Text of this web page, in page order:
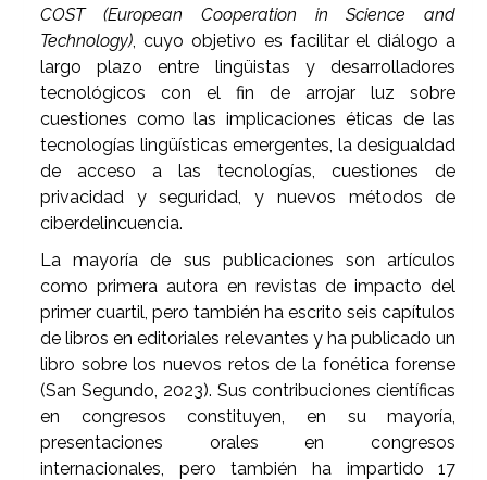
COST (European Cooperation in Science and
Technology) , cuyo objetivo es facilitar el diálogo a
largo plazo entre lingüistas y desarrolladores
tecnológicos con el fin de arrojar luz sobre
cuestiones como las implicaciones éticas de las
tecnologías lingüísticas emergentes, la desigualdad
de acceso a las tecnologías, cuestiones de
privacidad y seguridad, y nuevos métodos de
ciberdelincuencia.
La mayoría de sus publicaciones son artículos
como primera autora en revistas de impacto del
primer cuartil, pero también ha escrito seis capítulos
de libros en editoriales relevantes y ha publicado un
libro sobre los nuevos retos de la fonética forense
(San Segundo, 2023). Sus contribuciones científicas
en congresos constituyen, en su mayoría,
presentaciones orales en congresos
internacionales, pero también ha impartido 17